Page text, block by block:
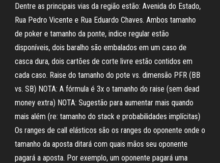
Dentre as principais vias da região estão: Avenida do Estado,
Rua Pedro Vicente e Rua Eduardo Chaves. Ambos tamanho
de poker e tamanho da ponte, indice regular estão
disponíveis, dois baralho são embalados em um caso de
casca dura, dois cartões de corte livre estão contidos em
cada caso. Raise do tamanho do pote vs. dimensão PFR (BB
vs. SB) NOTA: A fórmula é 3x o tamanho do raise (sem dead
money extra) NOTA: Sugestão para aumentar mais quando
mais além (re: tamanho do stack e probabilidades implícitas)
Os ranges de call elásticos são os ranges do oponente onde o
tamanho da aposta ditará com quais mãos seu oponente
pagará a aposta. Por exemplo, um oponente pagará uma